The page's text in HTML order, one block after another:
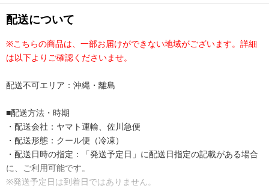
配送について
※こちらの商品は、一部お届けができない地域がございます。詳細
は以下よりご確認くださいませ。
配送不可エリア：沖縄・離島
■配送方法・時期
・配送会社：ヤマト運輸、佐川急便
・配送形態：クール便（冷凍）
・配送日時の指定：「発送予定日」に配送日指定の記載がある場合
に、ご利用可能です。
※発送予定日は到着日ではありません。